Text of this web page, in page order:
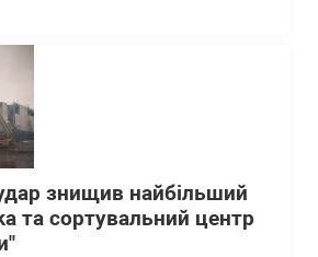
знищив найбільший
та сортувальний центр